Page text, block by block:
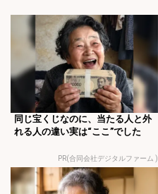
同じ宝くじなのに、当たる人と外
れる人の違い実は“ここ”でした
PR(合同会社デジタルファーム )